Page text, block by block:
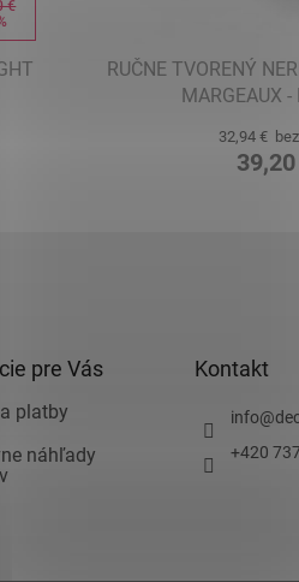
€
RUČNE TVORENÝ
MARGEAUX -
32,94 €
pre Vás
platby
náhľady
Kontakt
info@
+420